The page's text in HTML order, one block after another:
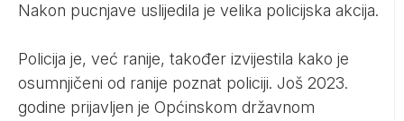
Nakon pucnjave uslijedila je velika policijska akcija.
Policija je, već ranije, također izvijestila kako je
osumnjičeni od ranije poznat policiji. Još 2023.
godine prijavljen je Općinskom državnom